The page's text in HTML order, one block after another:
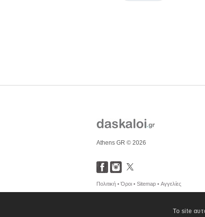
Athens GR © 2026
Πολιτική •Όροι • Sitemap • Αγγελίες
Το site